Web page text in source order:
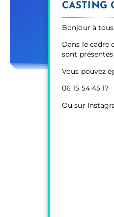
CASTING
Bonjour à
Dans le cadre
sont présentes
Vous pouvez
06 15 54 45 17
Ou sur